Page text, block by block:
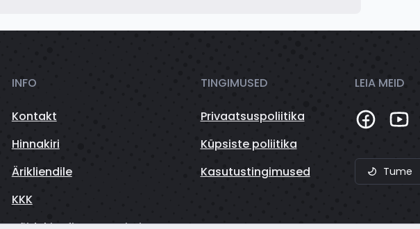
INFO
Kontakt
Hinnakiri
Ärikliendile
KKK
TINGIMUSED
Privaatsuspoliitika
Küpsiste poliitika
Kasutustingimused
LEIA MEID
Tume